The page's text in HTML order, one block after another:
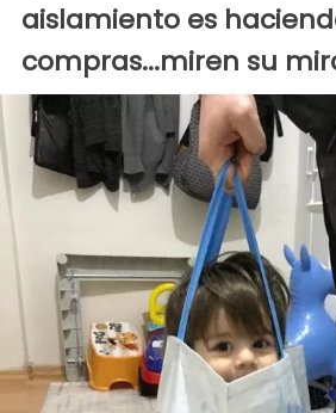
aislamiento es
compras...miren su